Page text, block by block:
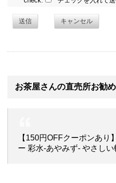
送信 キャンセル
お茶屋さんの直売所お勧
【150円OFFクーポンあり
ー 彩水-あやみず- やさしい